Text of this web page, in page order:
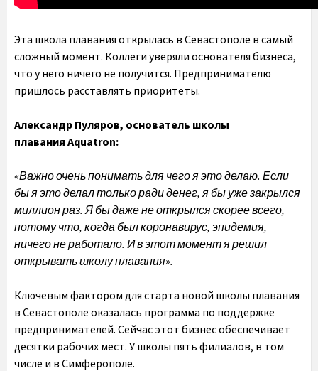
Эта школа плавания открылась в Севастополе в самый
сложный момент. Коллеги уверяли основателя бизнеса,
что у него ничего не получится. Предпринимателю
пришлось расставлять приоритеты.
Александр Пуляров, основатель школы
плавания Aquatron:
«Важно очень понимать для чего я это делаю. Если
бы я это делал только ради денег, я бы уже закрылся
миллион раз. Я бы даже не открылся скорее всего,
потому что, когда был коронавирус, эпидемия,
ничего не работало. И в этот момент я решил
открывать школу плавания».
Ключевым фактором для старта новой школы плавания
в Севастополе оказалась программа по поддержке
предпринимателей. Сейчас этот бизнес обеспечивает
десятки рабочих мест. У школы пять филиалов, в том
числе и в Симферополе.